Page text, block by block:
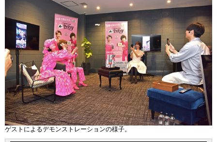
ゲストによるデモンストレーションの様子。